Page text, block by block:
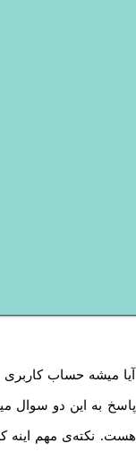
آیا میشه حساب
پاسخ به این دو سوال